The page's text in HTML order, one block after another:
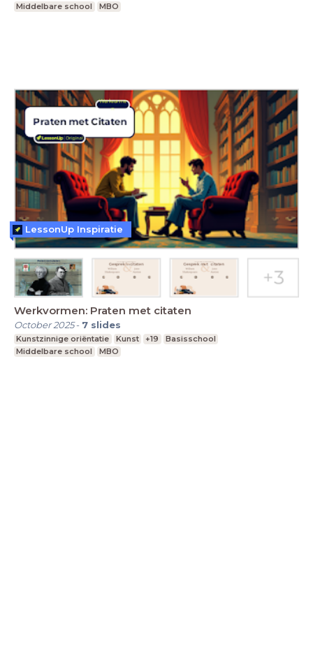
Middelbare school
MBO
Werkvormen: Praten met citaten
October 2025- 7 slides
Kunstzinnige oriëntatie Kunst +19
Basisschool
Middelbare school
MBO
LessonUp Inspiratie